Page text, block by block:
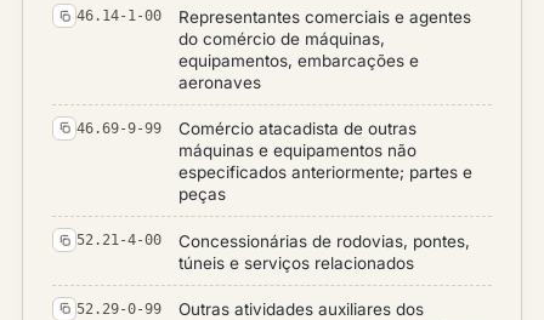
46.14-1-00
Representantes comerciais e agentes
do comércio de máquinas,
equipamentos, embarcações e
aeronaves
46.69-9-99
Comércio atacadista de outras
máquinas e equipamentos não
especificados anteriormente; partes e
peças
52.21-4-00
Concessionárias de rodovias, pontes,
túneis e serviços relacionados
52.29-0-99
Outras atividades auxiliares dos